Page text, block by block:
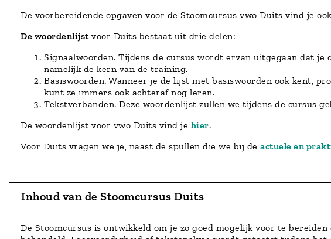
De voorbereidende opgaven voor de Stoomcursus vwo Duits vind je
De woordenlijst voor Duits bestaat uit drie delen:
Signaalwoorden. Tijdens de cursus wordt ervan uitgegaan dat
namelijk de kern van de training.
Basiswoorden. Wanneer je de lijst met basiswoorden ook kent,
kunt ze immers ook achteraf nog leren.
Tekstverbanden. Deze woordenlijst zullen we tijdens de cursus
De woordenlijst voor vwo Duits vind je hier.
Voor Duits vragen we je, naast de spullen die we bij de actuele en
Inhoud van de Stoomcursus Duits
De Stoomcursus is ontwikkeld om je zo goed mogelijk voor te